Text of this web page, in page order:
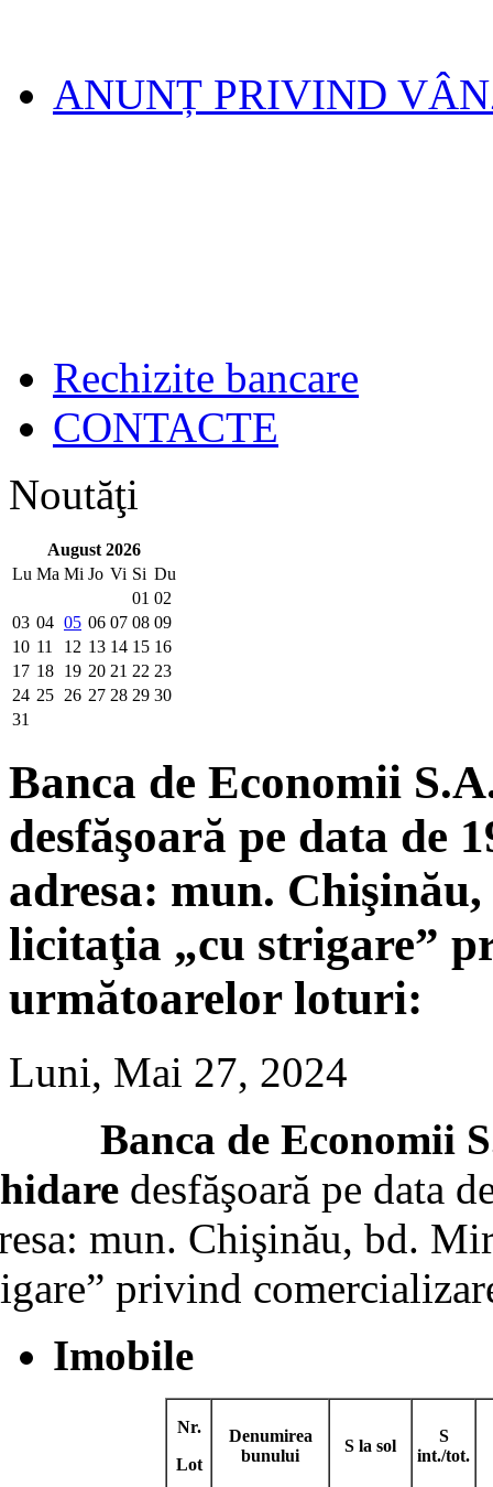
ANUNȚ PRIVIND
Rechizite bancare
CONTACTE
Noutăţi
August 2026
Lu Ma Mi Jo Vi Si Du
01 02
03 04 05 06 07 08 09
10 11 12 13 14 15 16
17 18 19 20 21 22 23
24 25 26 27 28 29 30
31
Banca de Economii
desfăşoară pe data de
adresa: mun.
licitaţia „cu strigare”
următoarelor loturi:
Luni, Мai 27, 2024
de Economii
desfăşoară pe data
mun. Chişinău, bd.
privind
Imobile
Nr.
Lot
Denumirea
bunului
S la sol
S
int./tot.